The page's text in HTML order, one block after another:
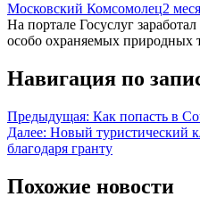
Московский Комсомолец2
На портале Госуслуг
особо охраняемых природных
Навигация по
Предыдущая: Как попасть в
Далее: Новый туристический
благодаря гранту
Похожие новости